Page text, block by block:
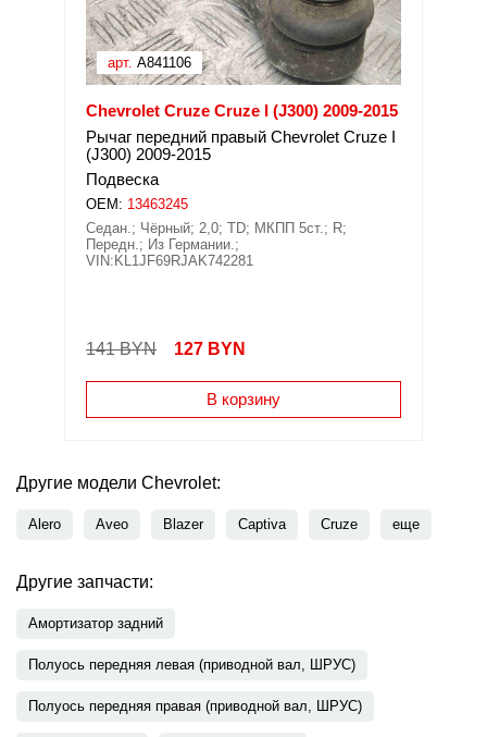
арт. A841106
Chevrolet Cruze Cruze I (J300) 2009-2015
Рычаг передний правый Chevrolet Cruze I
(J300) 2009-2015
Подвеска
OEM: 13463245
Седан.; Чёрный; 2,0; TD; МКПП 5ст.; R;
Передн.; Из Германии.;
VIN:KL1JF69RJAK742281
141 BYN 127 BYN
В корзину
Другие модели Chevrolet:
Alero Aveo Blazer Captiva Cruze еще
Другие запчасти:
Амортизатор задний
Полуось передняя левая (приводной вал, ШРУС)
Полуось передняя правая (приводной вал, ШРУС)